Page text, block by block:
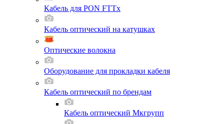
Кабель для PON FTTx
Кабель оптический на катушках
Оптические волокна
Оборудование для прокладки кабеля
Кабель оптический по брендам
Кабель оптический Мкгрупп